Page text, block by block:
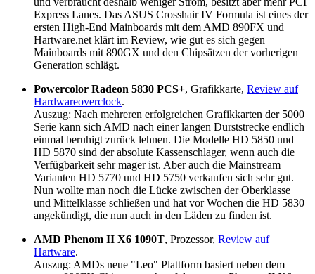
Express Lanes. Das ASUS Crosshair IV Formula ist eines der
ersten High-End Mainboards mit dem AMD 890FX und
Hartware.net klärt im Review, wie gut es sich gegen
Mainboards mit 890GX und den Chipsätzen der vorherigen
Generation schlägt.
Powercolor Radeon 5830 PCS+, Grafikkarte, Review auf
Hardwareoverclock.
Auszug: Nach mehreren erfolgreichen Grafikkarten der 5000
Serie kann sich AMD nach einer langen Durststrecke endlich
einmal beruhigt zurück lehnen. Die Modelle HD 5850 und
HD 5870 sind der absolute Kassenschlager, wenn auch die
Verfügbarkeit sehr mager ist. Aber auch die Mainstream
Varianten HD 5770 und HD 5750 verkaufen sich sehr gut.
Nun wollte man noch die Lücke zwischen der Oberklasse
und Mittelklasse schließen und hat vor Wochen die HD 5830
angekündigt, die nun auch in den Läden zu finden ist.
AMD Phenom II X6 1090T, Prozessor, Review auf
Hartware.
Auszug: AMDs neue "Leo" Plattform basiert neben dem